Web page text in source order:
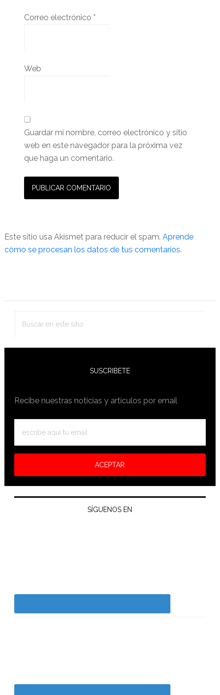
Correo electrónico *
Web
Guardar mi nombre, correo electrónico y sitio
web en este navegador para la próxima vez
que haga un comentario.
Este sitio usa Akismet para reducir el spam. Aprende
cómo se procesan los datos de tus comentarios.
SUSCRIBETE
Recibe nuestras noticias y artículos por email
SÍGUENOS EN